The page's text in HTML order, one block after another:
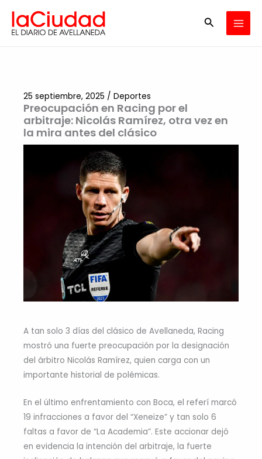
contenido
Buscar
Preocupación en Racing por el
arbitraje: Nicolás Ramírez, otra vez en
la mira antes del clásico
25 septiembre, 2025 / Deportes
A tan solo 3 días del clásico de Avellaneda, Racing
mostró una fuerte preocupación por la designación
del árbitro Nicolás Ramírez, quien carga con un
importante historial de polémicas.
En el último enfrentamiento con Boca, el referí marcó
19 infracciones a favor del “Xeneize” y tan solo 6
faltas a favor de “La Academia”. Este accionar dejó
en evidencia la intención del arbitraje, la fuerte